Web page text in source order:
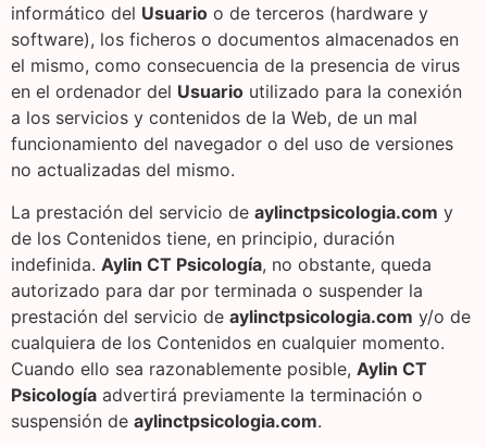
informático del Usuario o de terceros (hardware y
software), los ficheros o documentos almacenados en
el mismo, como consecuencia de la presencia de virus
en el ordenador del Usuario utilizado para la conexión
a los servicios y contenidos de la Web, de un mal
funcionamiento del navegador o del uso de versiones
no actualizadas del mismo.
La prestación del servicio de aylinctpsicologia.com y
de los Contenidos tiene, en principio, duración
indefinida. Aylin CT Psicología, no obstante, queda
autorizado para dar por terminada o suspender la
prestación del servicio de aylinctpsicologia.com y/o de
cualquiera de los Contenidos en cualquier momento.
Cuando ello sea razonablemente posible, Aylin CT
Psicología advertirá previamente la terminación o
suspensión de aylinctpsicologia.com.